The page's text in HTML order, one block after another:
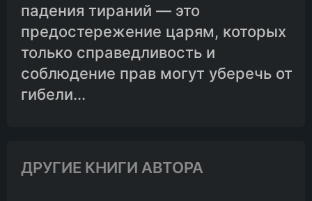
падения тираний — это
предостережение царям, которых
только справедливость и
соблюдение прав могут уберечь от
гибели...
ДРУГИЕ КНИГИ АВТОРА